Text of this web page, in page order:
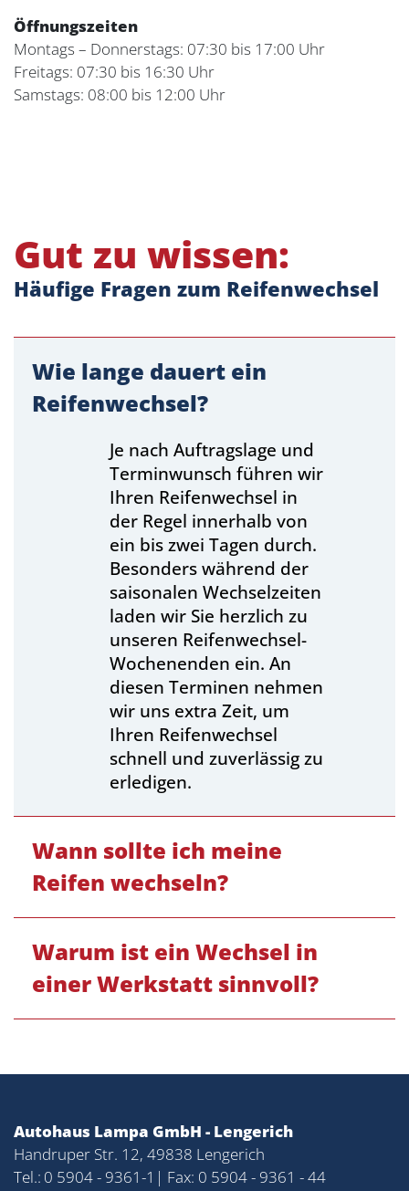
Öffnungszeiten
Montags – Donnerstags: 07:30 bis 17:00 Uhr
Freitags: 07:30 bis 16:30 Uhr
Samstags: 08:00 bis 12:00 Uhr
Gut zu wissen:
Häufige Fragen zum Reifenwechsel
Wie lange dauert ein
Reifenwechsel?
Je nach Auftragslage und
Terminwunsch führen wir
Ihren Reifenwechsel in
der Regel innerhalb von
ein bis zwei Tagen durch.
Besonders während der
saisonalen Wechselzeiten
laden wir Sie herzlich zu
unseren Reifenwechsel-
Wochenenden ein. An
diesen Terminen nehmen
wir uns extra Zeit, um
Ihren Reifenwechsel
schnell und zuverlässig zu
erledigen.
Wann sollte ich meine
Reifen wechseln?
Warum ist ein Wechsel in
einer Werkstatt sinnvoll?
Autohaus Lampa GmbH - Lengerich
Handruper Str. 12, 49838 Lengerich
Tel.: 0 5904 - 9361-1 | Fax: 0 5904 - 9361 - 44